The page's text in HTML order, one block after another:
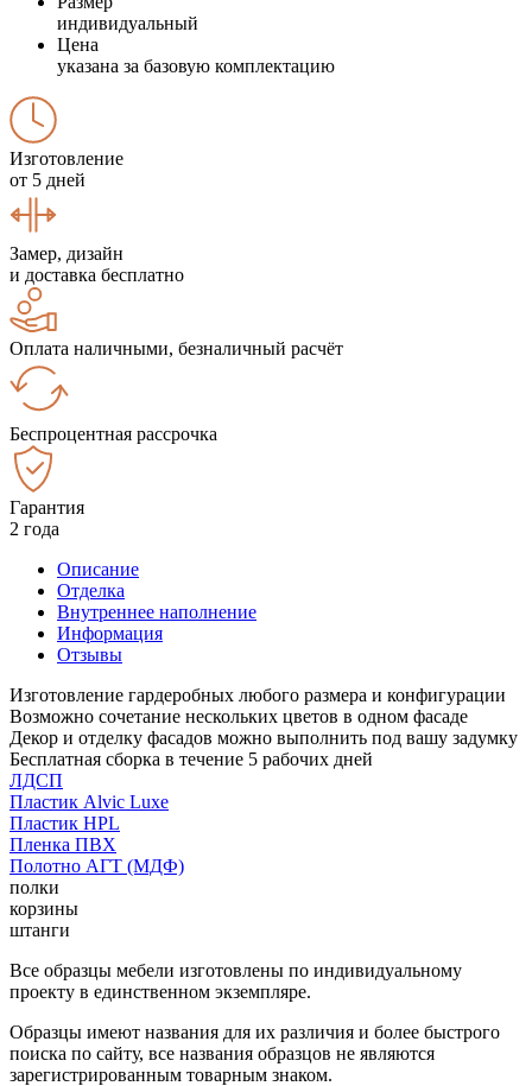
индивидуальный
Цена
указана за базовую комплектацию
Изготовление
от 5 дней
Замер, дизайн
и доставка бесплатно
Оплата наличными, безналичный расчёт
Беспроцентная рассрочка
Гарантия
2 года
Описание
Отделка
Внутреннее наполнение
Информация
Отзывы
Изготовление гардеробных любого размера и конфигурации
Возможно сочетание нескольких цветов в одном фасаде
Декор и отделку фасадов можно выполнить под вашу задумку
Бесплатная сборка в течение 5 рабочих дней
ЛДСП
Пластик Alvic Luxe
Пластик HPL
Пленка ПВХ
Полотно АГТ (МДФ)
полки
корзины
штанги
Все образцы мебели изготовлены по индивидуальному
проекту в единственном экземпляре.
Образцы имеют названия для их различия и более быстрого
поиска по сайту, все названия образцов не являются
зарегистрированным товарным знаком.